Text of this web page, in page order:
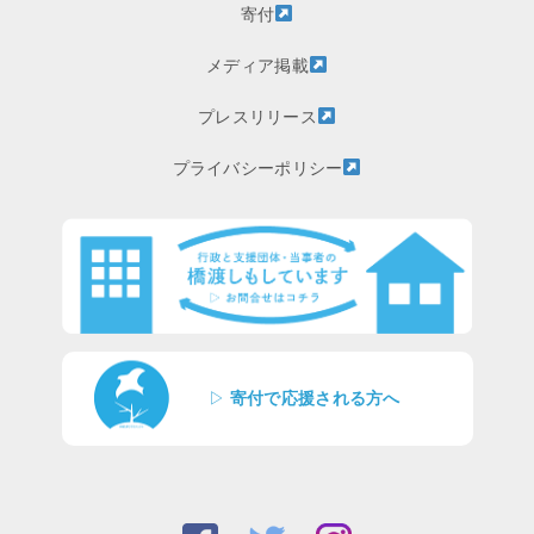
寄付
メディア掲載
プレスリリース
プライバシーポリシー
▷ 寄付で応援される方へ